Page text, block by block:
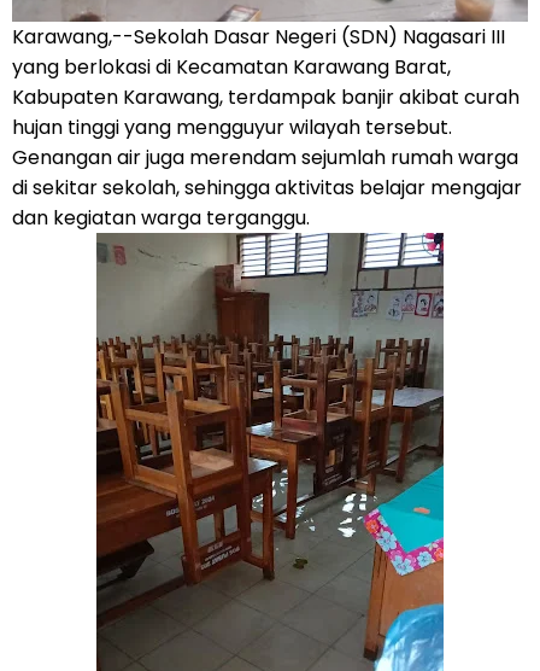
Karawang,--Sekolah Dasar Negeri (SDN) Nagasari III
yang berlokasi di Kecamatan Karawang Barat,
Kabupaten Karawang, terdampak banjir akibat curah
hujan tinggi yang mengguyur wilayah tersebut.
Genangan air juga merendam sejumlah rumah warga
di sekitar sekolah, sehingga aktivitas belajar mengajar
dan kegiatan warga terganggu.